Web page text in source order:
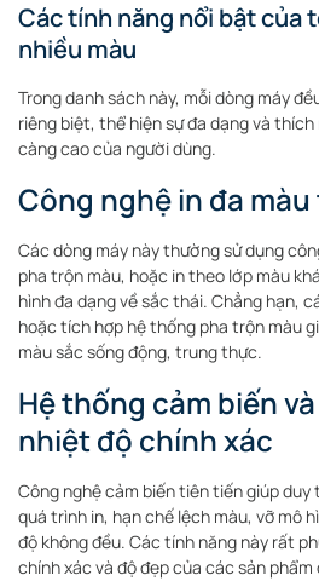
Các tính năng nổi bật của
nhiều màu
Trong danh sách này, mỗi dòng máy
riêng biệt, thể hiện sự đa dạng và
càng cao của người dùng.
Công nghệ in đa
Các dòng máy này thường sử dụng
pha trộn màu, hoặc in theo lớp màu
hình đa dạng về sắc thái. Chẳng hạn,
hoặc tích hợp hệ thống pha trộn màu
màu sắc sống động, trung thực.
Hệ thống cảm biến
nhiệt độ chính xác
Công nghệ cảm biến tiên tiến giúp
quá trình in, hạn chế lệch màu, vỡ mô
độ không đều. Các tính năng này rất
chính xác và độ đẹp của các sản phẩm